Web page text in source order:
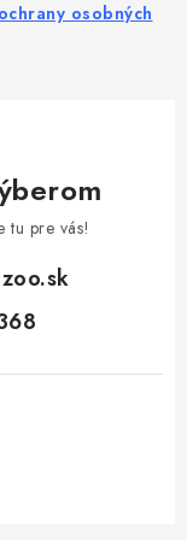
osobných
tu pre vás!